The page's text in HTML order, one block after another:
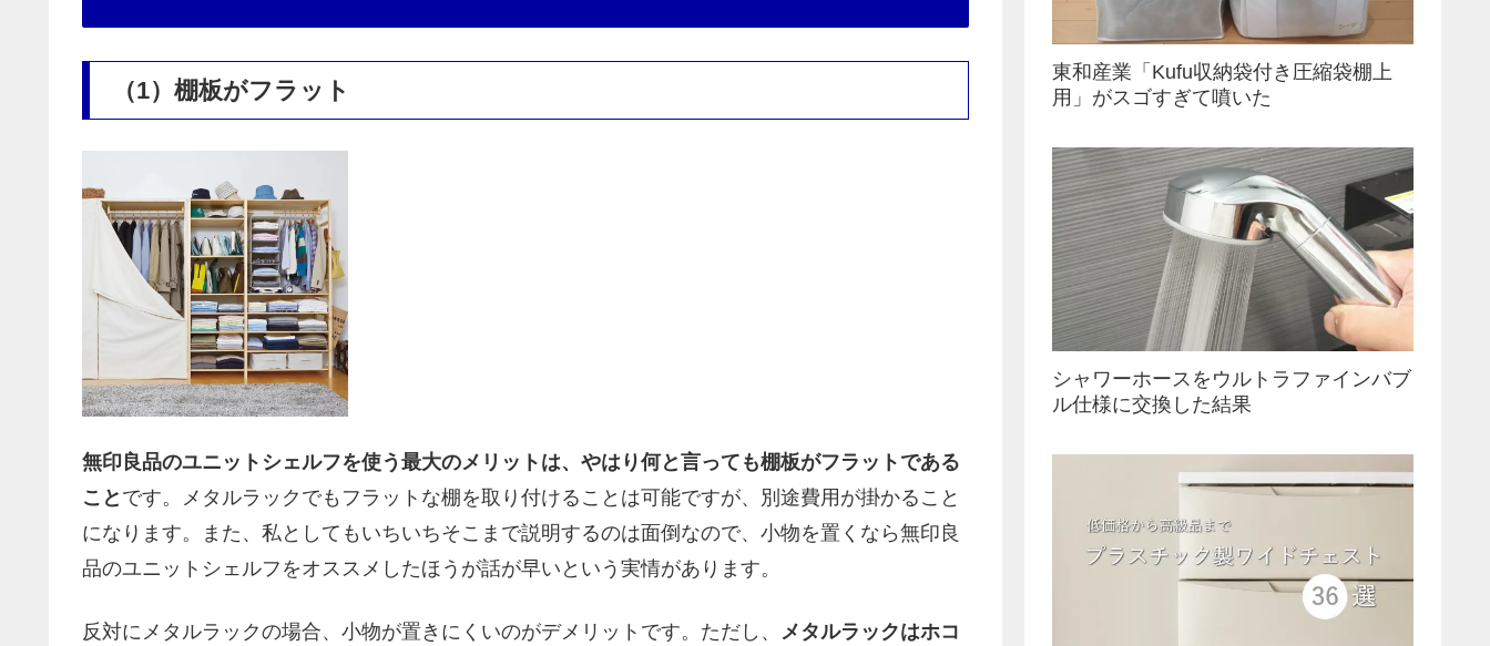
（1）棚板がフラット
無印良品のユニットシェルフを使う最大のメリットは、やはり何と言っても棚板がフラットである
こと です。メタルラックでもフラットな棚を取り付けることは可能ですが、別途費用が掛かること
になります。また、私としてもいちいちそこまで説明するのは面倒なので、小物を置くなら無印良
品のユニットシェルフをオススメしたほうが話が早いという実情があります。
反対にメタルラックの場合、小物が置きにくいのがデメリットです。ただし、 メタルラックはホコ
東和産業「Kufu収納袋付き圧縮袋棚上
用」がスゴすぎて噴いた
シャワーホースをウルトラファインバブ
ル仕様に交換した結果